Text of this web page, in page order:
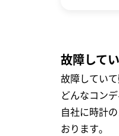
故障して
故障してい
どんなコン
自社に時計
おります｡